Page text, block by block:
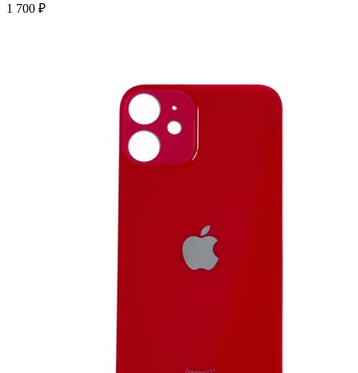
1 700 ₽